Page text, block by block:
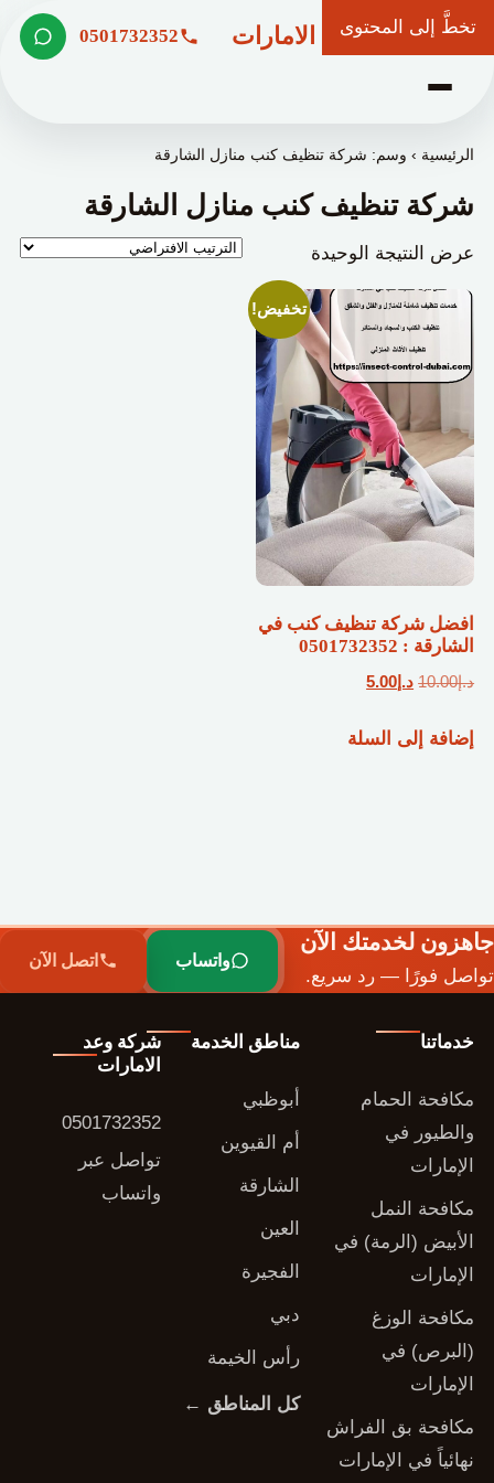
تخطَّ إلى المحتوى
شركة وعد الامارات 0501732352
الرئيسية ›وسم: شركة تنظيف كنب منازل الشارقة
شركة تنظيف كنب منازل الشارقة
عرض النتيجة الوحيدة
تخفيض!
افضل شركة تنظيف كنب في
الشارقة : 0501732352
د.إ10.00 السعر
هو:
د.إ 5.00السعر
هو:
إضافة إلى السلة
جاهزون لخدمتك الآن
تواصل فورًا — رد سريع.
واتساب اتصل الآن
خدماتنا
مكافحة الحمام
والطيور في
الإمارات
مكافحة النمل
الأبيض (الرمة) في
الإمارات
مكافحة الوزغ
(البرص) في
الإمارات
مكافحة بق الفراش
نهائياً في الإمارات
مناطق الخدمة
أبوظبي
أم القيوين
الشارقة
العين
الفجيرة
دبي
رأس الخيمة
كل المناطق ←
شركة وعد
الامارات
0501732352
تواصل عبر
واتساب